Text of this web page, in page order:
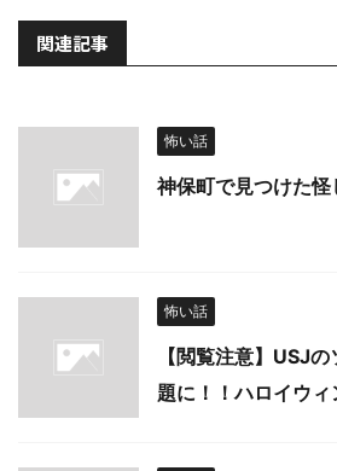
関連記事
怖い話
神保町で見つけた怪
怖い話
【閲覧注意】USJ
題に！！ハロイウ